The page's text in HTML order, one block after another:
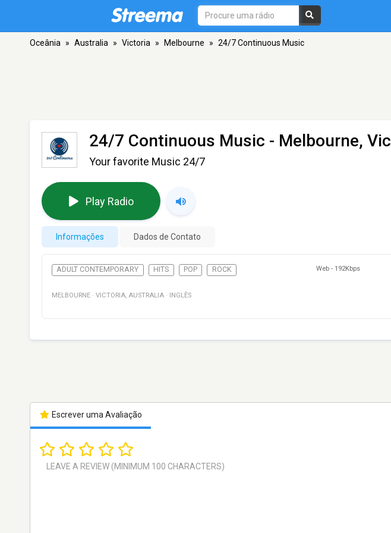
Oceânia » Australia » Victoria » Melbourne » 24/7 Continuous Music
24/7 Continuous Music - Melbourne, Vic
Your favorite Music 24/7
Play Radio
Informações Dados de Contato
ADULT CONTEMPORARY HITS POP ROCK Web - 192Kbps
MELBOURNE · VICTORIA, AUSTRALIA · INGLÊS
Escrever uma Avaliação